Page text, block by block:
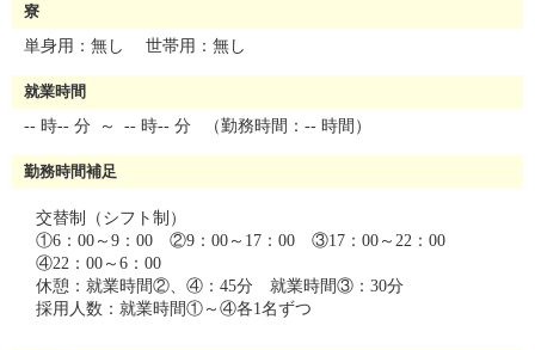
寮
単身用：無し 世帯用：無し
就業時間
-- 時-- 分
～ -- 時-- 分 （勤務時間：-- 時間）
勤務時間補足
交替制（シフト制）
①6：00～9：00 ②9：00～17：00 ③17：00～22：00
④22：00～6：00
休憩：就業時間②、④：45分 就業時間③：30分
採用人数：就業時間①～④各1名ずつ